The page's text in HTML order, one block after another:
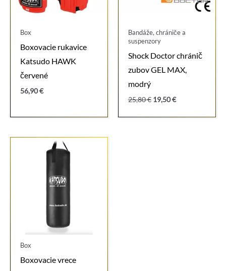
Box
Boxovacie rukavice
Katsudo HAWK
červené
56,90€
Bandáže, chrániče a
suspenzory
Shock Doctor chránič
zubov GEL MAX,
modrý
25,80€ Pôvodná
bola:
19,50€Aktuálna
je:
Box
Boxovacie vrece